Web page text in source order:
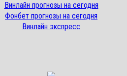
Винлайн прогнозы на сегодня
Фонбет прогнозы на сегодня
Винлайн экспресс